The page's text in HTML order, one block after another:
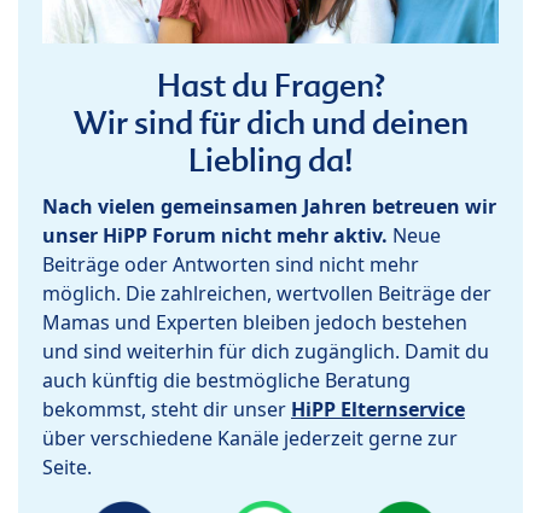
Hast du Fragen?
Wir sind für dich und deinen
Liebling da!
Nach vielen gemeinsamen Jahren betreuen wir
unser HiPP Forum nicht mehr aktiv. Neue
Beiträge oder Antworten sind nicht mehr
möglich. Die zahlreichen, wertvollen Beiträge der
Mamas und Experten bleiben jedoch bestehen
und sind weiterhin für dich zugänglich. Damit du
auch künftig die bestmögliche Beratung
bekommst, steht dir unser HiPP Elternservice
über verschiedene Kanäle jederzeit gerne zur
Seite.